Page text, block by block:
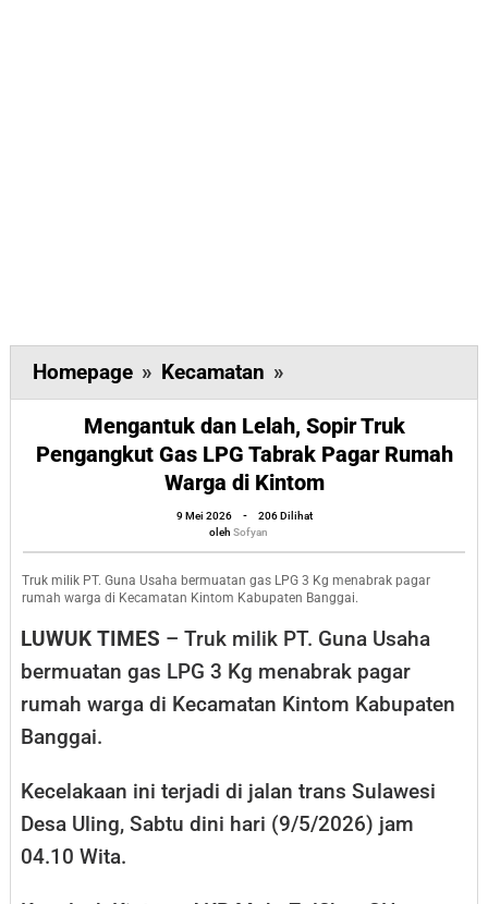
Homepage » Kecamatan »
dan
Lelah,
Sopir
Truk
Pengangkut
Gas
LPG
Pagar
Rumah
Warga
Mengantuk dan Lelah, Sopir Truk
Pengangkut Gas LPG Tabrak Pagar Rumah
Warga di Kintom
9 Mei 2026
oleh
Sofyan
-
206 Dilihat
oleh Sofyan
Truk milik PT. Guna Usaha bermuatan gas LPG 3 Kg menabrak pagar
rumah warga di Kecamatan Kintom Kabupaten Banggai.
LUWUK TIMES – Truk milik PT. Guna Usaha
bermuatan gas LPG 3 Kg menabrak pagar
rumah warga di Kecamatan Kintom Kabupaten
Banggai.
Kecelakaan ini terjadi di jalan trans Sulawesi
Desa Uling, Sabtu dini hari (9/5/2026) jam
04.10 Wita.